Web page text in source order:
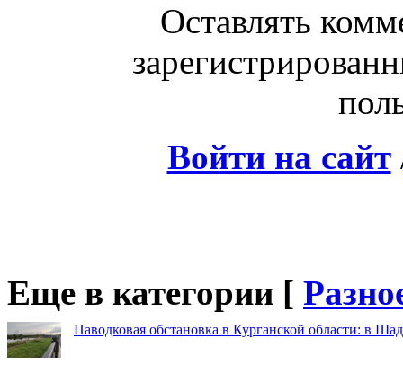
Оставлять
Войти на сайт
Еще в категории [
Паводковая обстановка в Курганской области: в